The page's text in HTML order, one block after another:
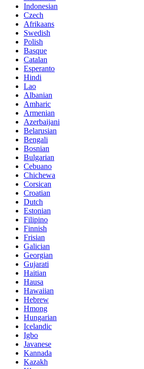
Indonesian
Czech
Afrikaans
Swedish
Polish
Basque
Catalan
Esperanto
Hindi
Lao
Albanian
Amharic
Armenian
Azerbaijani
Belarusian
Bengali
Bosnian
Bulgarian
Cebuano
Chichewa
Corsican
Croatian
Dutch
Estonian
Filipino
Finnish
Frisian
Galician
Georgian
Gujarati
Haitian
Hausa
Hawaiian
Hebrew
Hmong
Hungarian
Icelandic
Igbo
Javanese
Kannada
Kazakh